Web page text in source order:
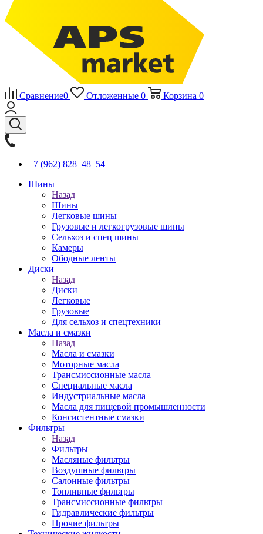
Сравнение0 Отложенные 0 Корзина 0
+7 (962) 828‒48‒54
Шины
Назад
Шины
Легковые шины
Грузовые и легкогрузовые шины
Сельхоз и спец шины
Камеры
Ободные ленты
Диски
Назад
Диски
Легковые
Грузовые
Для сельхоз и спецтехники
Масла и смазки
Назад
Масла и смазки
Моторные масла
Трансмиссионные масла
Специальные масла
Индустриальные масла
Масла для пищевой промышленности
Консистентные смазки
Фильтры
Назад
Фильтры
Масляные фильтры
Воздушные фильтры
Салонные фильтры
Топливные фильтры
Трансмиссионные фильтры
Гидравлические фильтры
Прочие фильтры